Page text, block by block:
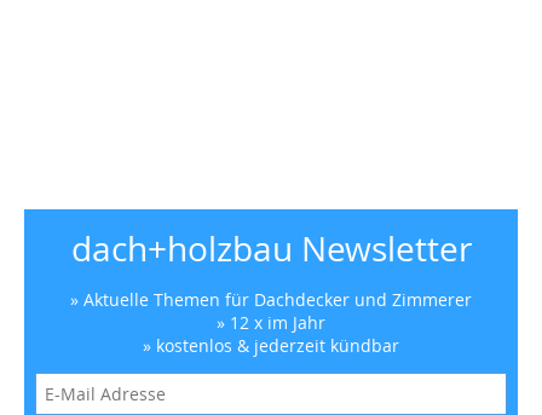
dach+holzbau Newsletter
» Aktuelle Themen für Dachdecker und Zimmerer
» 12 x im Jahr
» kostenlos & jederzeit kündbar